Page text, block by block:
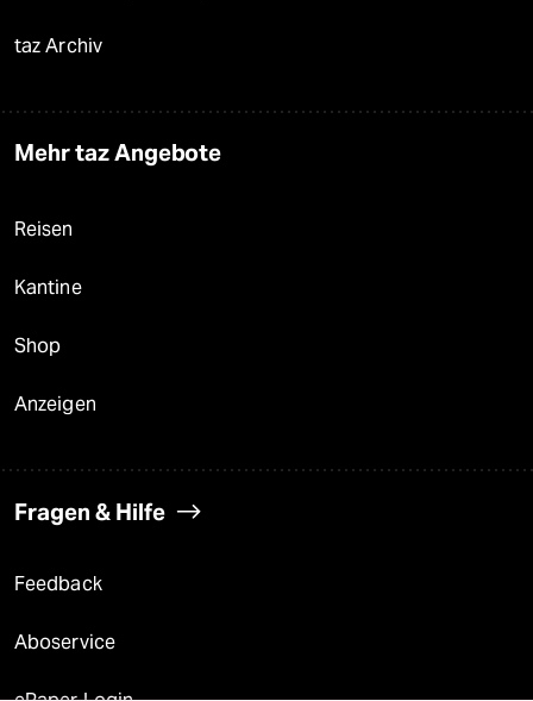
taz Archiv
Mehr taz Angebote
Reisen
Kantine
Shop
Anzeigen
Fragen & Hilfe
Feedback
Aboservice